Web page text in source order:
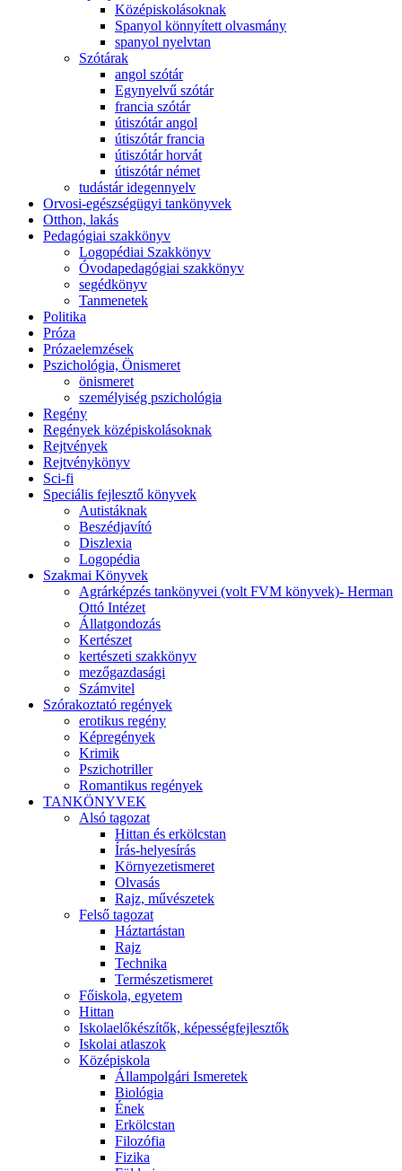
Középiskolásoknak
Spanyol könnyített olvasmány
spanyol nyelvtan
Szótárak
angol szótár
Egynyelvű szótár
francia szótár
útiszótár angol
útiszótár francia
útiszótár horvát
útiszótár német
tudástár idegennyelv
Orvosi-egészségügyi tankönyvek
Otthon, lakás
Pedagógiai szakkönyv
Logopédiai Szakkönyv
Óvodapedagógiai szakkönyv
segédkönyv
Tanmenetek
Politika
Próza
Prózaelemzések
Pszichológia, Önismeret
önismeret
személyiség pszichológia
Regény
Regények középiskolásoknak
Rejtvények
Rejtvénykönyv
Sci-fi
Speciális fejlesztő könyvek
Autistáknak
Beszédjavító
Diszlexia
Logopédia
Szakmai Könyvek
Agrárképzés tankönyvei (volt FVM könyvek)- Herman
Ottó Intézet
Állatgondozás
Kertészet
kertészeti szakkönyv
mezőgazdasági
Számvitel
Szórakoztató regények
erotikus regény
Képregények
Krimik
Pszichotriller
Romantikus regények
TANKÖNYVEK
Alsó tagozat
Hittan és erkölcstan
Írás-helyesírás
Környezetismeret
Olvasás
Rajz, művészetek
Felső tagozat
Háztartástan
Rajz
Technika
Természetismeret
Főiskola, egyetem
Hittan
Iskolaelőkészítők, képességfejlesztők
Iskolai atlaszok
Középiskola
Állampolgári Ismeretek
Biológia
Ének
Erkölcstan
Filozófia
Fizika